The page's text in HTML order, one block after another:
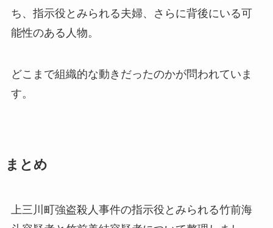
ち、指示役とみられる夫婦、さらに背後にいる可
能性のある人物。
どこまで組織的な動きだったのかが問われていま
す。
まとめ
上三川町強盗殺人事件の指示役とみられる竹前海